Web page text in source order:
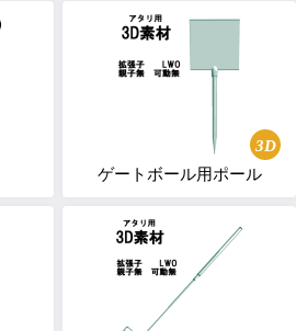
3D
ゲートボール用ポール